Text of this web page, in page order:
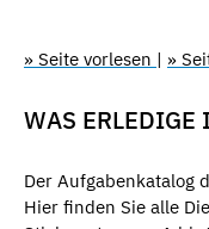
» Seite vorlesen | »
WAS ERLEDIGE
Der Aufgabenkatalog
Hier finden Sie alle